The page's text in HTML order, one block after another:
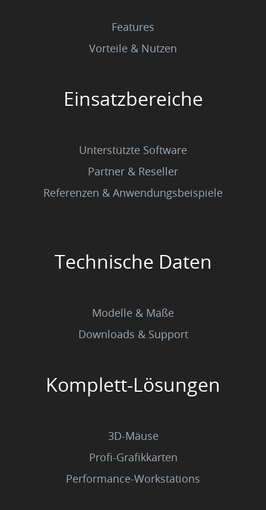
Features
Vorteile & Nutzen
Einsatzbereiche
Unterstützte Software
Partner & Reseller
Referenzen & Anwendungsbeispiele
Technische Daten
Modelle & Maße
Downloads & Support
Komplett-Lösungen
3D-Mäuse
Profi-Grafikkarten
Performance-Workstations